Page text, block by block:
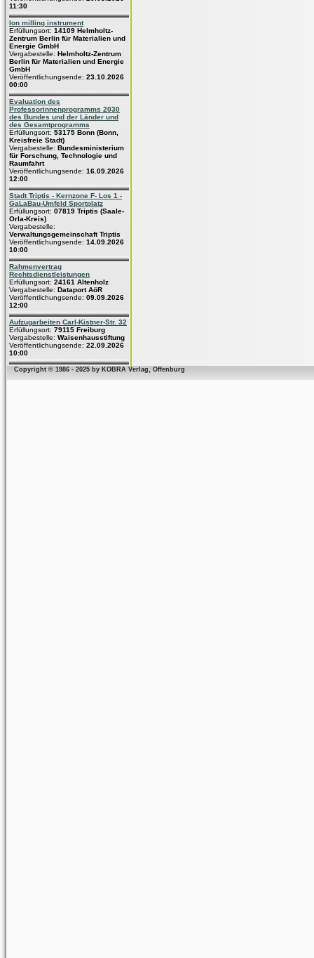
11:30
Ion milling instrument
Erfüllungsort: 14109 Helmholtz-
Zentrum Berlin für Materialien und
Energie GmbH
Vergabestelle: Helmholtz-Zentrum
Berlin für Materialien und Energie
GmbH
Veröffentlichungsende: 23.10.2026
00:00
Evaluation des
Professorinnenprogramms 2030
des Bundes und der Länder und
des Gesamtprogramms
Erfüllungsort: 53175 Bonn (Bonn,
Kreisfreie Stadt)
Vergabestelle: Bundesministerium
für Forschung, Technologie und
Raumfahrt
Veröffentlichungsende: 16.09.2026
12:00
Stadt Triptis - Kernzone F- Los 1 -
GaLaBau-Umfeld Sportplatz
Erfüllungsort: 07819 Triptis (Saale-
Orla-Kreis)
Vergabestelle:
Verwaltungsgemeinschaft Triptis
Veröffentlichungsende: 14.09.2026
10:00
Rahmenvertrag
Rechtsdienstleistungen
Erfüllungsort: 24161 Altenholz
Vergabestelle: Dataport AöR
Veröffentlichungsende: 09.09.2026
12:00
Aufzugarbeiten Carl-Kistner-Str. 32
Erfüllungsort: 79115 Freiburg
Vergabestelle: Waisenhausstiftung
Veröffentlichungsende: 22.09.2026
10:00
Copyright © 1986 - 2025 by KOBRA Verlag, Offenburg